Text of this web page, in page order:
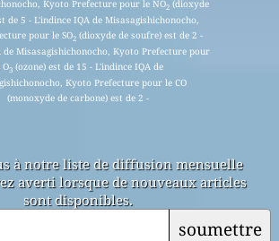
Kyoto Prefecture pour le NO2 (dioxyde
de 5 - L'indince IQA de Misasagishichonocho,
pour le SO2 (dioxyde de soufre) est de 2 -
de Misasagishichonocho, Kyoto Prefecture pour
O3(ozone) est de 15 - L'indince IQA de
Kyoto Prefecture pour le CO
(monoxyde de carbone) est de 2 -
à notre liste de diffusion mensuelle
averti lorsque de nouveaux articles
sont disponibles.
soumettre